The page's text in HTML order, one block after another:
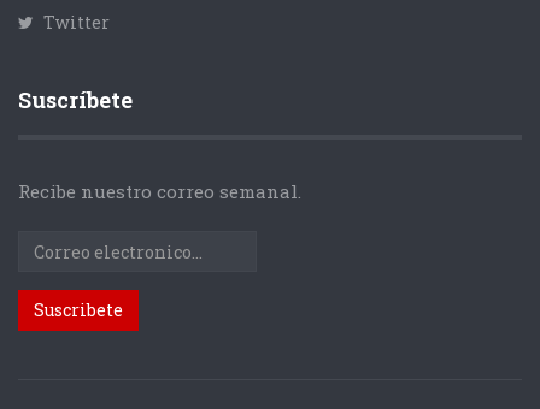
Twitter
Suscríbete
Recibe nuestro correo semanal.